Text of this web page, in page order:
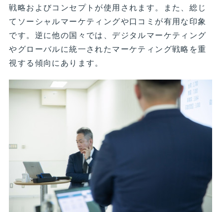
戦略およびコンセプトが使用されます。また、総じ
てソーシャルマーケティングや口コミが有用な印象
です。逆に他の国々では、デジタルマーケティング
やグローバルに統一されたマーケティング戦略を重
視する傾向にあります。